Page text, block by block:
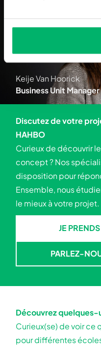
Keije Van Hoorick
Business Unit Manager
Discutez de votre
HAHBO
Curieux de découvrir
concept ? Nos
disposition pour
Ensemble, nous
le mieux à votre projet.
JE
PARLEZ-
Découvrez quelques-
Curieux(se) de voir ce
pour différentes